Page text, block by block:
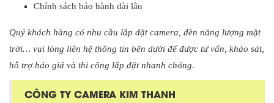
Chính sách bảo hành dài lâu
Quý khách hàng có nhu cầu lắp đặt camera, đèn năng lượng mặt
trời… vui lòng liên hệ thông tin bên dưới để được tư vấn, khảo sát,
hỗ trợ báo giá và thi công lắp đặt nhanh chóng.
CÔNG TY CAMERA KIM THANH